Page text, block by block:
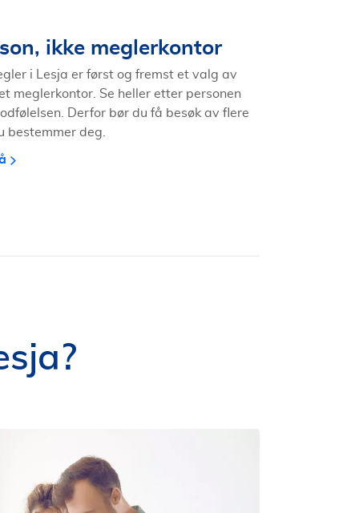
ikke meglerkontor
i Lesja er først og fremst et valg av
meglerkontor. Se heller etter personen
Derfor bør du få besøk av flere
bestemmer deg.